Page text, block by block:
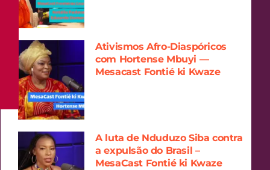
Ativismos Afro-Diaspóricos
com Hortense Mbuyi —
Mesacast Fontié ki Kwaze
A luta de Nduduzo Siba contra
a expulsão do Brasil –
MesaCast Fontié ki Kwaze